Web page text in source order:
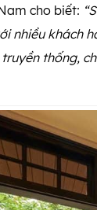
cho biết:
nhiều khách
thống,